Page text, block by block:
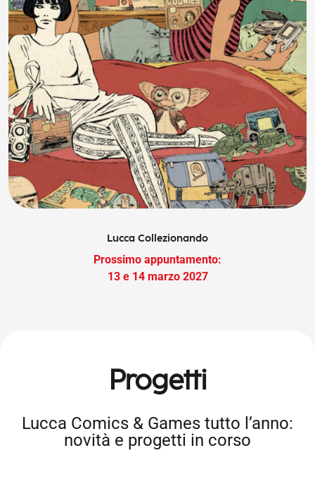
Lucca Collezionando
Prossimo appuntamento:
13 e 14 marzo 2027
Progetti
Lucca Comics & Games tutto l’anno:
novità e progetti in corso